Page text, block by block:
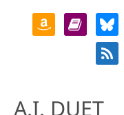
A.I. DUET